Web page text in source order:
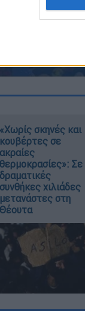
«Χωρίς σκηνές και
κουβέρτες σε
ακραίες
θερμοκρασίες»: Σε
δραματικές
συνθήκες χιλιάδες
μετανάστες στη
Θέουτα